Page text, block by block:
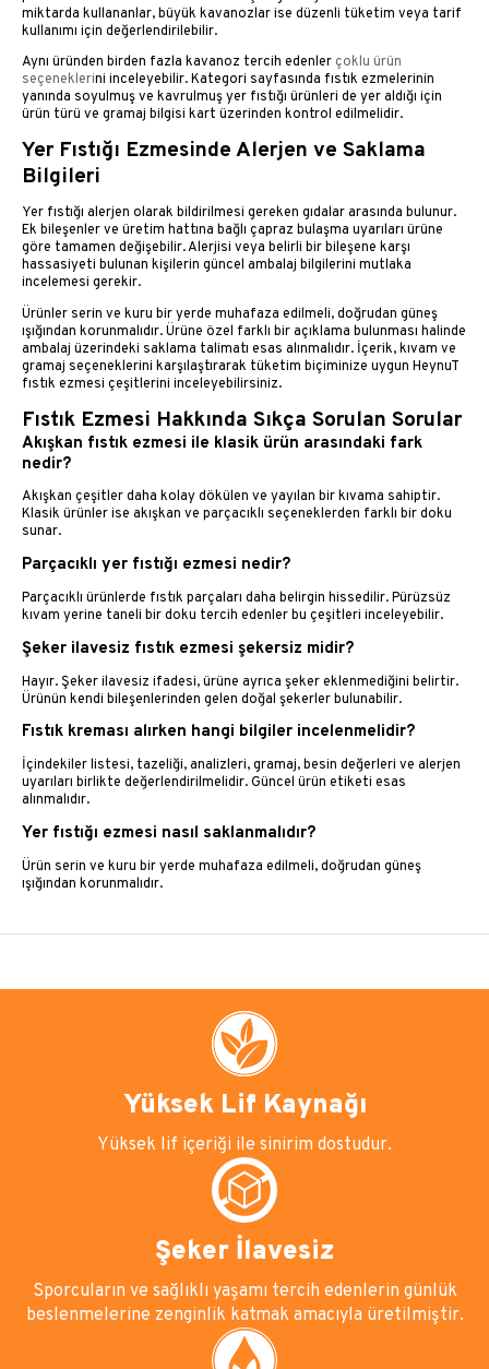
miktarda kullananlar, büyük kavanozlar ise düzenli tüketim veya tarif
kullanımı için değerlendirilebilir.
Aynı üründen birden fazla kavanoz tercih edenler çoklu ürün
seçeneklerini inceleyebilir. Kategori sayfasında fıstık ezmelerinin
yanında soyulmuş ve kavrulmuş yer fıstığı ürünleri de yer aldığı için
ürün türü ve gramaj bilgisi kart üzerinden kontrol edilmelidir.
Yer Fıstığı Ezmesinde Alerjen ve Saklama
Bilgileri
Yer fıstığı alerjen olarak bildirilmesi gereken gıdalar arasında bulunur.
Ek bileşenler ve üretim hattına bağlı çapraz bulaşma uyarıları ürüne
göre tamamen değişebilir. Alerjisi veya belirli bir bileşene karşı
hassasiyeti bulunan kişilerin güncel ambalaj bilgilerini mutlaka
incelemesi gerekir.
Ürünler serin ve kuru bir yerde muhafaza edilmeli, doğrudan güneş
ışığından korunmalıdır. Ürüne özel farklı bir açıklama bulunması halinde
ambalaj üzerindeki saklama talimatı esas alınmalıdır. İçerik, kıvam ve
gramaj seçeneklerini karşılaştırarak tüketim biçiminize uygun HeynuT
fıstık ezmesi çeşitlerini inceleyebilirsiniz.
Fıstık Ezmesi Hakkında Sıkça Sorulan Sorular
Akışkan fıstık ezmesi ile klasik ürün arasındaki fark
nedir?
Akışkan çeşitler daha kolay dökülen ve yayılan bir kıvama sahiptir.
Klasik ürünler ise akışkan ve parçacıklı seçeneklerden farklı bir doku
sunar.
Parçacıklı yer fıstığı ezmesi nedir?
Parçacıklı ürünlerde fıstık parçaları daha belirgin hissedilir. Pürüzsüz
kıvam yerine taneli bir doku tercih edenler bu çeşitleri inceleyebilir.
Şeker ilavesiz fıstık ezmesi şekersiz midir?
Hayır. Şeker ilavesiz ifadesi, ürüne ayrıca şeker eklenmediğini belirtir.
Ürünün kendi bileşenlerinden gelen doğal şekerler bulunabilir.
Fıstık kreması alırken hangi bilgiler incelenmelidir?
İçindekiler listesi, tazeliği, analizleri, gramaj, besin değerleri ve alerjen
uyarıları birlikte değerlendirilmelidir. Güncel ürün etiketi esas
alınmalıdır.
Yer fıstığı ezmesi nasıl saklanmalıdır?
Ürün serin ve kuru bir yerde muhafaza edilmeli, doğrudan güneş
ışığından korunmalıdır.
Yüksek Lif Kaynağı
Yüksek lif içeriği ile sinirim dostudur.
Şeker İlavesiz
Sporcuların ve sağlıklı yaşamı tercih edenlerin günlük
beslenmelerine zenginlik katmak amacıyla üretilmiştir.